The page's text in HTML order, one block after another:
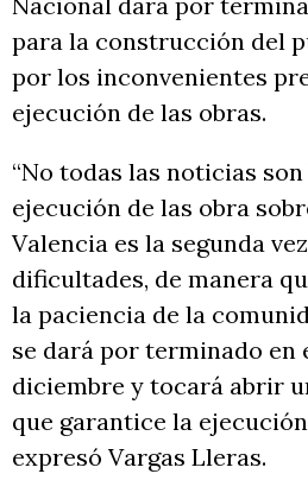
para la construcción del
por los inconvenientes
ejecución de las obras.
“No todas las noticias son
ejecución de las obra
Valencia es la segunda
dificultades, de manera
la paciencia de la
se dará por terminado en
diciembre y tocará abrir
que garantice la ejecución
expresó Vargas Lleras.